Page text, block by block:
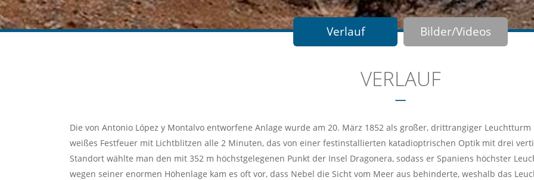
Verlauf Bilder/Videos
VERLAUF
Die von Antonio López y Montalvo entworfene Anlage wurde am 20. März 1852 als großer, drittrangiger
weißes Festfeuer mit Lichtblitzen alle 2 Minuten, das von einer festinstallierten katadioptrischen Optik mit drei
Standort wählte man den mit 352 m höchstgelegenen Punkt der Insel Dragonera, sodass er Spaniens höchster
wegen seiner enormen Höhenlage kam es oft vor, dass Nebel die Sicht vom Meer aus behinderte, weshalb das